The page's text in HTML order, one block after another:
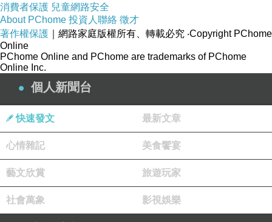
消費者保護 兒童網路安全
About PChome 投資人聯絡 徵才
著作權保護 ｜網路家庭版權所有、轉載必究 ‧Copyright PChome
Online
PChome Online and PChome are trademarks of PChome
Online Inc.
個人新聞台
快速發文 最新文章
心情雜記 美食饗宴
藝文欣賞 旅遊玩家
社會萬象 影視娛樂